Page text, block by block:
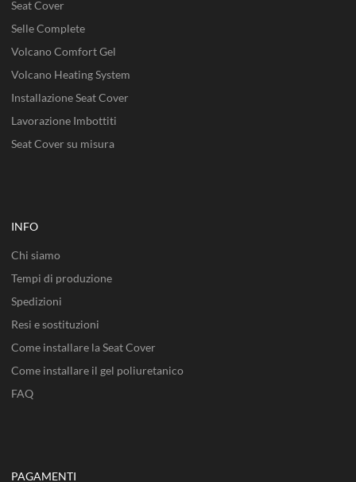
Seat Cover
Selle Complete
Volcano Comfort Gel
Volcano Heating System
Installazione Seat Cover
Lavorazione Imbottiti
Seat Cover su misura
INFO
Chi siamo
Tempi di produzione
Spedizioni
Resi e sostituzioni
Come installare la Seat Cover
Come installare il gel poliuretanico
FAQ
PAGAMENTI